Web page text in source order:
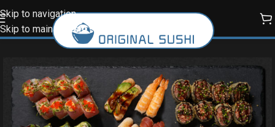
Skip to navigation
Skip to main content